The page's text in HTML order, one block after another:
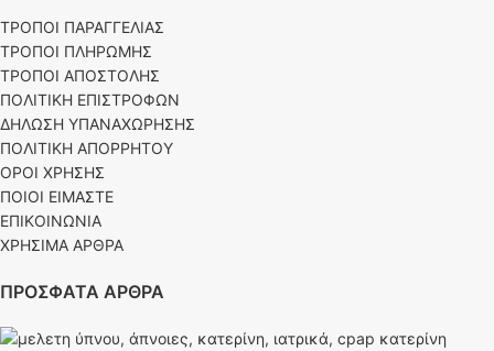
ΤΡΟΠΟΙ ΠΑΡΑΓΓΕΛΙΑΣ
ΤΡΟΠΟΙ ΠΛΗΡΩΜΗΣ
ΤΡΟΠΟΙ ΑΠΟΣΤΟΛΗΣ
ΠΟΛΙΤΙΚΗ ΕΠΙΣΤΡΟΦΩΝ
ΔΗΛΩΣΗ ΥΠΑΝΑΧΩΡΗΣΗΣ
ΠΟΛΙΤΙΚΗ ΑΠΟΡΡΗΤΟΥ
ΟΡΟΙ ΧΡΗΣΗΣ
ΠΟΙΟΙ ΕΙΜΑΣΤΕ
ΕΠΙΚΟΙΝΩΝΙΑ
ΧΡΗΣΙΜΑ ΑΡΘΡΑ
ΠΡΟΣΦΑΤΑ ΑΡΘΡΑ